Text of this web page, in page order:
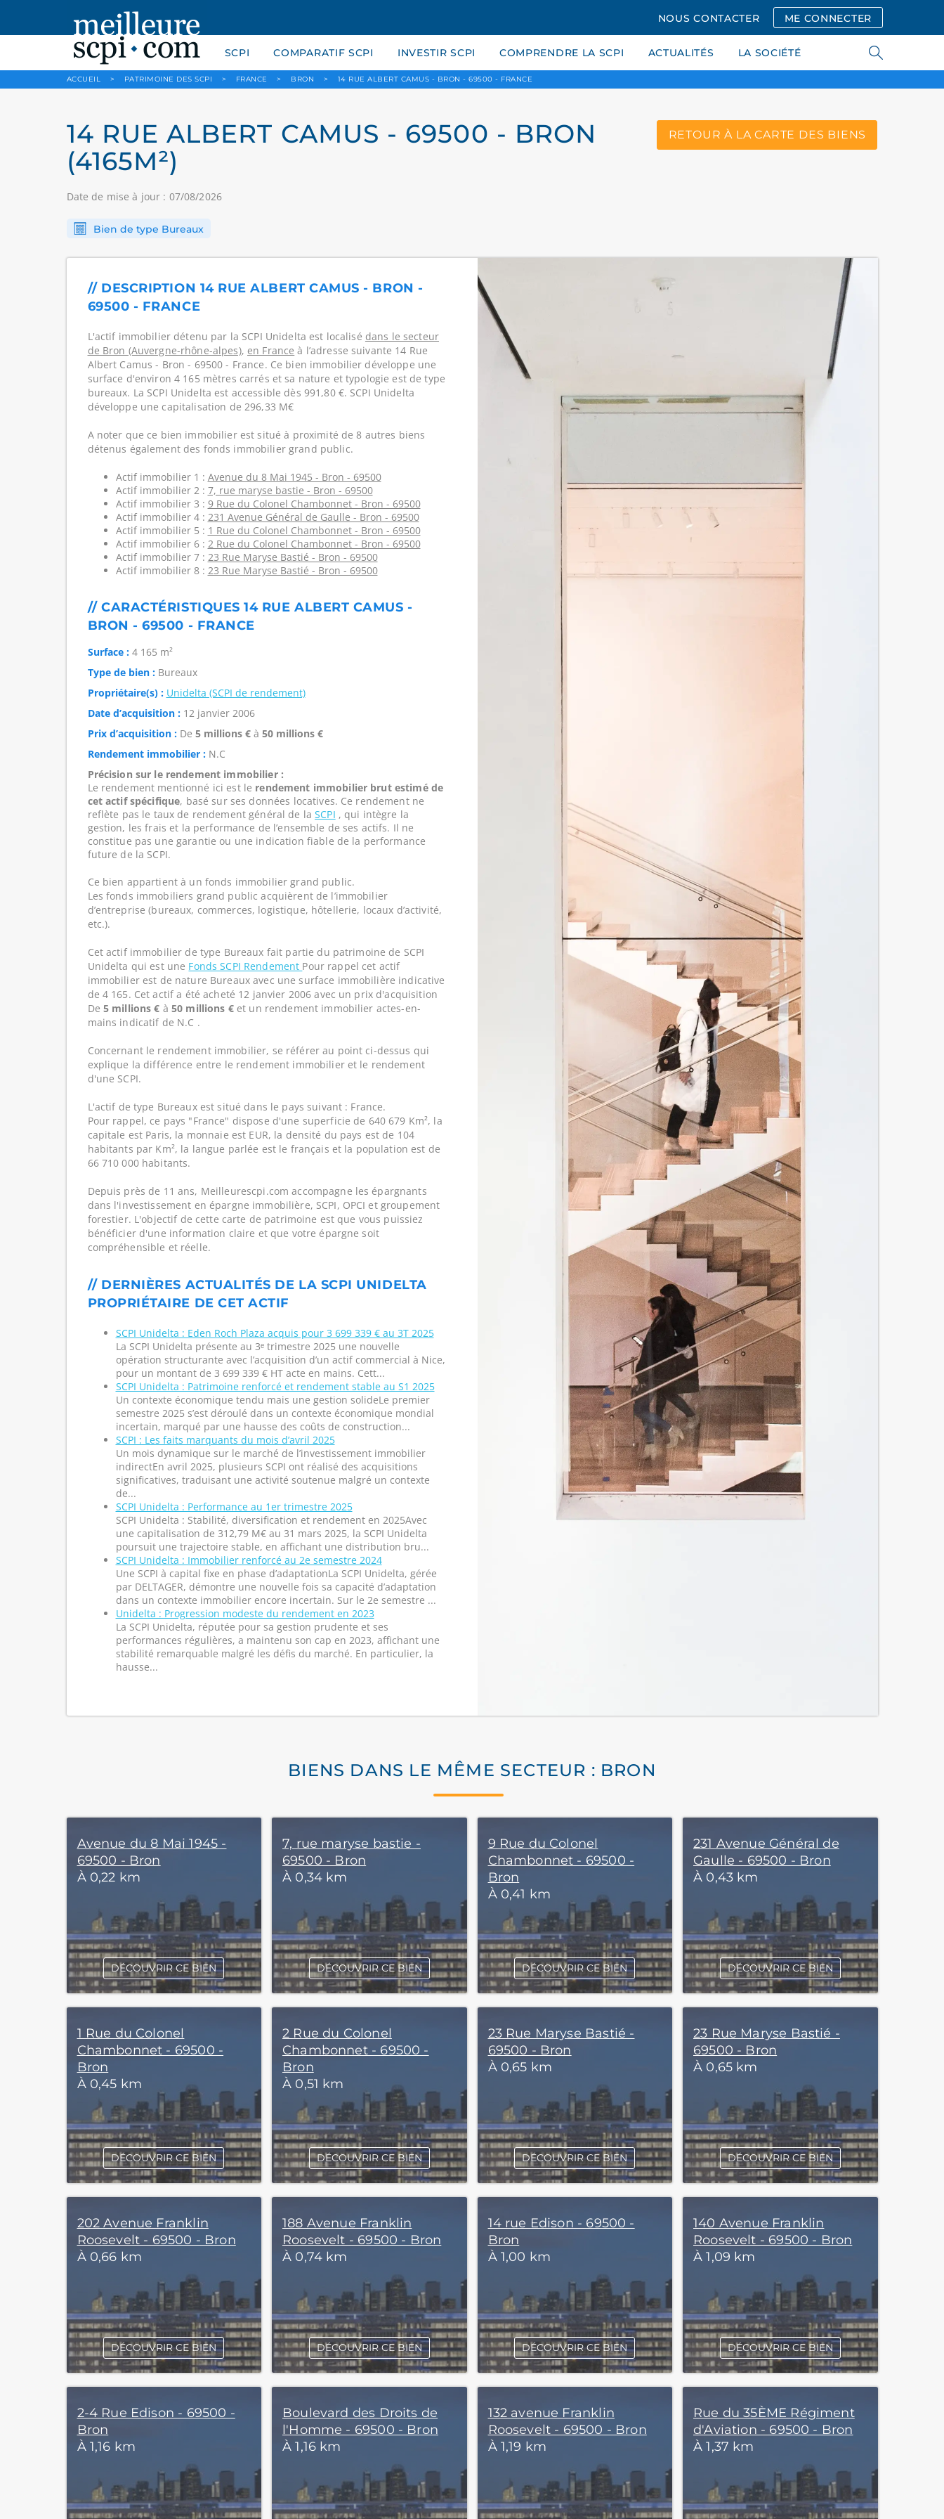
NOUS CONTACTER ME CONNECTER
SCPI COMPARATIF SCPI INVESTIR SCPI COMPRENDRE LA SCPI ACTUALITÉS LA SOCIÉTÉ
ACCUEIL > PATRIMOINE DES SCPI > FRANCE > BRON > 14 RUE ALBERT CAMUS - BRON - 69500 - FRANCE
14 RUE ALBERT CAMUS - 69500 - BRON
(4165M²)
Date de mise à jour : 07/08/2026
RETOUR À LA CARTE DES BIENS
Bien de type Bureaux
// DESCRIPTION 14 RUE ALBERT CAMUS - BRON -
69500 - FRANCE
L'actif immobilier détenu par la SCPI Unidelta est localisé dans le secteur
de Bron (Auvergne-rhône-alpes), en France à l’adresse suivante 14 Rue
Albert Camus - Bron - 69500 - France. Ce bien immobilier développe une
surface d'environ 4 165 mètres carrés et sa nature et typologie est de type
bureaux. La SCPI Unidelta est accessible dès 991,80 €. SCPI Unidelta
développe une capitalisation de 296,33 M€
A noter que ce bien immobilier est situé à proximité de 8 autres biens
détenus également des fonds immobilier grand public.
Actif immobilier 1 : Avenue du 8 Mai 1945 - Bron - 69500
Actif immobilier 2 : 7, rue maryse bastie - Bron - 69500
Actif immobilier 3 : 9 Rue du Colonel Chambonnet - Bron - 69500
Actif immobilier 4 : 231 Avenue Général de Gaulle - Bron - 69500
Actif immobilier 5 : 1 Rue du Colonel Chambonnet - Bron - 69500
Actif immobilier 6 : 2 Rue du Colonel Chambonnet - Bron - 69500
Actif immobilier 7 : 23 Rue Maryse Bastié - Bron - 69500
Actif immobilier 8 : 23 Rue Maryse Bastié - Bron - 69500
// CARACTÉRISTIQUES 14 RUE ALBERT CAMUS -
BRON - 69500 - FRANCE
Surface :4 165 m²
Type de bien :Bureaux
Propriétaire(s) : Unidelta (SCPI de rendement)
Date d’acquisition :12 janvier 2006
Prix d’acquisition :De 5 millions €à 50 millions €
Rendement immobilier :N.C
Précision sur le rendement immobilier :
Le rendement mentionné ici est le rendement immobilier brut estimé de
cet actif spécifique, basé sur ses données locatives. Ce rendement ne
reflète pas le taux de rendement général de laSCPI , qui intègre la
gestion, les frais et la performance de l’ensemble de ses actifs. Il ne
constitue pas une garantie ou une indication fiable de la performance
future de la SCPI.
Ce bien appartient à un fonds immobilier grand public.
Les fonds immobiliers grand public acquièrent de l’immobilier
d’entreprise (bureaux, commerces, logistique, hôtellerie, locaux d’activité,
etc.).
Cet actif immobilier de type Bureaux fait partie du patrimoine de SCPI
Unidelta qui est une Fonds SCPI Rendement Pour rappel cet actif
immobilier est de nature Bureaux avec une surface immobilière indicative
de 4 165. Cet actif a été acheté 12 janvier 2006 avec un prix d'acquisition
De 5 millions € à50 millions €et un rendement immobilier actes-en-
mains indicatif de N.C .
Concernant le rendement immobilier, se référer au point ci-dessus qui
explique la différence entre le rendement immobilier et le rendement
d'une SCPI.
L'actif de type Bureaux est situé dans le pays suivant : France.
Pour rappel, ce pays "France" dispose d'une superficie de 640 679 Km², la
capitale est Paris, la monnaie est EUR, la densité du pays est de 104
habitants par Km², la langue parlée est le français et la population est de
66 710 000 habitants.
Depuis près de 11 ans, Meilleurescpi.com accompagne les épargnants
dans l'investissement en épargne immobilière, SCPI, OPCI et groupement
forestier. L'objectif de cette carte de patrimoine est que vous puissiez
bénéficier d'une information claire et que votre épargne soit
compréhensible et réelle.
// DERNIÈRES ACTUALITÉS DE LA SCPI UNIDELTA
PROPRIÉTAIRE DE CET ACTIF
SCPI Unidelta : Eden Roch Plaza acquis pour 3 699 339 € au 3T 2025
La SCPI Unidelta présente au 3ᵉ trimestre 2025 une nouvelle
opération structurante avec l’acquisition d’un actif commercial à Nice,
pour un montant de 3 699 339 € HT acte en mains. Cett...
SCPI Unidelta : Patrimoine renforcé et rendement stable au S1 2025
Un contexte économique tendu mais une gestion solideLe premier
semestre 2025 s’est déroulé dans un contexte économique mondial
incertain, marqué par une hausse des coûts de construction...
SCPI : Les faits marquants du mois d’avril 2025
Un mois dynamique sur le marché de l’investissement immobilier
indirectEn avril 2025, plusieurs SCPI ont réalisé des acquisitions
significatives, traduisant une activité soutenue malgré un contexte
de...
SCPI Unidelta : Performance au 1er trimestre 2025
SCPI Unidelta : Stabilité, diversification et rendement en 2025Avec
une capitalisation de 312,79 M€ au 31 mars 2025, la SCPI Unidelta
poursuit une trajectoire stable, en affichant une distribution bru...
SCPI Unidelta : Immobilier renforcé au 2e semestre 2024
Une SCPI à capital fixe en phase d’adaptationLa SCPI Unidelta, gérée
par DELTAGER, démontre une nouvelle fois sa capacité d’adaptation
dans un contexte immobilier encore incertain. Sur le 2e semestre ...
Unidelta : Progression modeste du rendement en 2023
La SCPI Unidelta, réputée pour sa gestion prudente et ses
performances régulières, a maintenu son cap en 2023, affichant une
stabilité remarquable malgré les défis du marché. En particulier, la
hausse...
BIENS DANS LE MÊME SECTEUR : BRON
Avenue du 8 Mai 1945 -
69500 - Bron
À 0,22 km
DÉCOUVRIR CE BIEN
7, rue maryse bastie -
69500 - Bron
À 0,34 km
DÉCOUVRIR CE BIEN
9 Rue du Colonel
Chambonnet - 69500 -
Bron
À 0,41 km
DÉCOUVRIR CE BIEN
231 Avenue Général de
Gaulle - 69500 - Bron
À 0,43 km
DÉCOUVRIR CE BIEN
1 Rue du Colonel
Chambonnet - 69500 -
Bron
À 0,45 km
DÉCOUVRIR CE BIEN
2 Rue du Colonel
Chambonnet - 69500 -
Bron
À 0,51 km
DÉCOUVRIR CE BIEN
23 Rue Maryse Bastié -
69500 - Bron
À 0,65 km
DÉCOUVRIR CE BIEN
23 Rue Maryse Bastié -
69500 - Bron
À 0,65 km
DÉCOUVRIR CE BIEN
202 Avenue Franklin
Roosevelt - 69500 - Bron
À 0,66 km
DÉCOUVRIR CE BIEN
188 Avenue Franklin
Roosevelt - 69500 - Bron
À 0,74 km
DÉCOUVRIR CE BIEN
14 rue Edison - 69500 -
Bron
À 1,00 km
DÉCOUVRIR CE BIEN
140 Avenue Franklin
Roosevelt - 69500 - Bron
À 1,09 km
DÉCOUVRIR CE BIEN
2-4 Rue Edison - 69500 -
Bron
À 1,16 km
Boulevard des Droits de
l'Homme - 69500 - Bron
À 1,16 km
132 avenue Franklin
Roosevelt - 69500 - Bron
À 1,19 km
Rue du 35ÈME Régiment
d'Aviation - 69500 - Bron
À 1,37 km